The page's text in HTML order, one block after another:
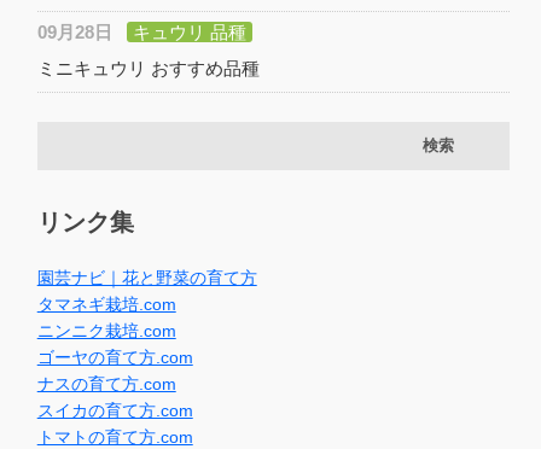
09月28日
キュウリ 品種
ミニキュウリ おすすめ品種
リンク集
園芸ナビ｜花と野菜の育て方
タマネギ栽培.com
ニンニク栽培.com
ゴーヤの育て方.com
ナスの育て方.com
スイカの育て方.com
トマトの育て方.com